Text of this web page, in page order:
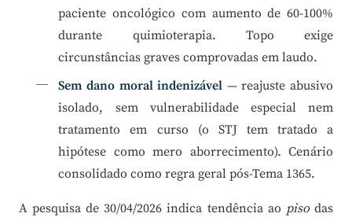
paciente oncológico com aumento de 60-100%
durante quimioterapia. Topo exige
circunstâncias graves comprovadas em laudo.
Sem dano moral indenizável — reajuste abusivo
isolado, sem vulnerabilidade especial nem
tratamento em curso (o STJ tem tratado a
hipótese como mero aborrecimento). Cenário
consolidado como regra geral pós-Tema 1365.
A pesquisa de 30/04/2026 indica tendência ao pisodas